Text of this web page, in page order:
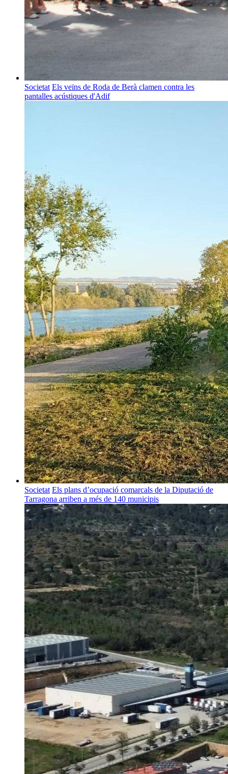
Societat Els veïns de Roda de Berà clamen contra les
pantalles acústiques d'Adif
Societat Els plans d’ocupació comarcals de la Diputació de
Tarragona arriben a més de 140 municipis